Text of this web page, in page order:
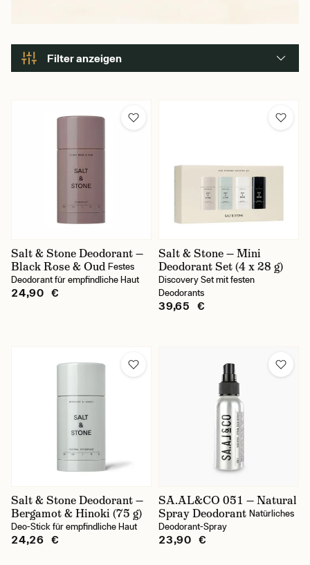
Filter anzeigen
Marke
Anthony
Baxter of California
D.R. Harris
EDO
Floris of London
Triumph & Disaster
Truefitt & Hill
Arten von Deodorants
fest
Salt & Stone Deodorant —
Black Rose & Oud Festes
Deodorant für empfindliche Haut
24,90 €
Salt & Stone — Mini
Deodorant Set (4 x 28 g)
Discovery Set mit festen
Deodorants
39,65 €
Salt & Stone Deodorant —
Bergamot & Hinoki (75 g)
Deo-Stick für empfindliche Haut
24,26 €
SA.AL&CO 051 — Natural
Spray Deodorant Natürliches
Deodorant-Spray
23,90 €